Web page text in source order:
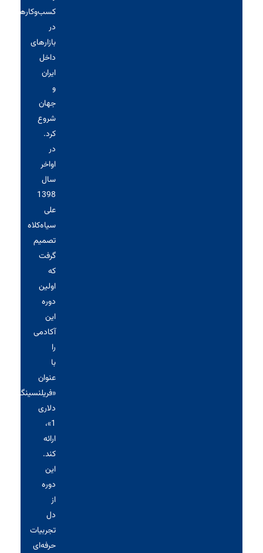
کسب‌وکارها
در
بازارهای
داخل
ایران
و
جهان
شروع
کرد.
در
اواخر
سال
1398
علی
سیاه‌کلاه
تصمیم
گرفت
که
اولین
دوره
این
آکادمی
را
با
عنوان
«فریلنسینگ
دلاری
1»،
ارائه
کند.
این
دوره
از
دل
تجربیات
حرفه‌ای